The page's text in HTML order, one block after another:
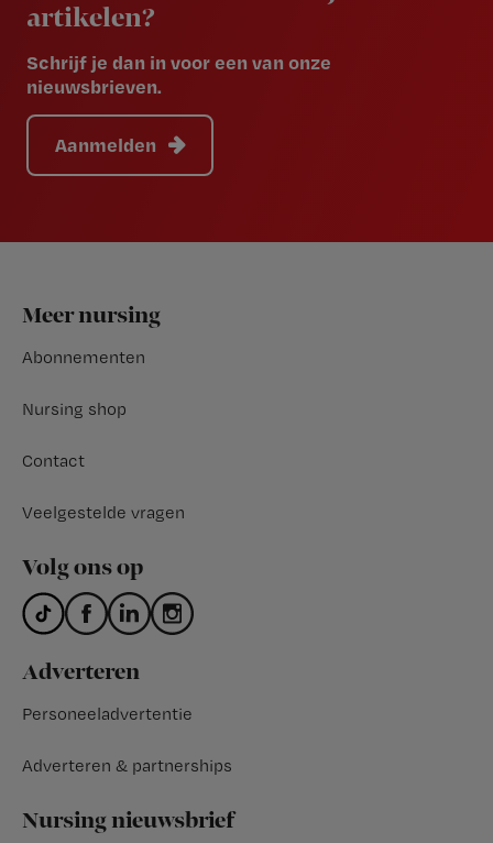
artikelen?
Schrijf je dan in voor een van onze
nieuwsbrieven.
Aanmelden
Footer
Meer nursing
Abonnementen
Nursing shop
Contact
Veelgestelde vragen
Volg ons op
Adverteren
Personeeladvertentie
Adverteren & partnerships
Nursing nieuwsbrief